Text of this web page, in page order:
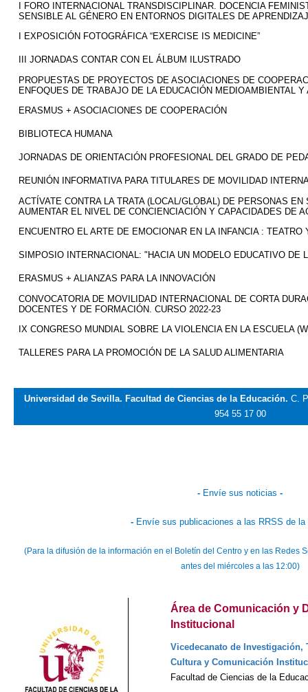
I FORO INTERNACIONAL TRANSDISCIPLINAR. DOCENCIA
SENSIBLE AL GÉNERO EN ENTORNOS DIGITALES DE
I EXPOSICIÓN FOTOGRÁFICA “EXERCISE IS MEDICINE”
III JORNADAS CONTAR CON EL ÁLBUM ILUSTRADO
PROPUESTAS DE PROYECTOS DE ASOCIACIONES DE
ENFOQUES DE TRABAJO DE LA EDUCACIÓN MEDIOAMBIENTAL Y
ERASMUS + ASOCIACIONES DE COOPERACIÓN
BIBLIOTECA HUMANA
JORNADAS DE ORIENTACIÓN PROFESIONAL DEL GRADO DE
REUNIÓN INFORMATIVA PARA TITULARES DE MOVILIDAD
ACTÍVATE CONTRA LA TRATA (LOCAL/GLOBAL) DE PERSONAS
AUMENTAR EL NIVEL DE CONCIENCIACIÓN Y CAPACIDADES DE
ENCUENTRO EL ARTE DE EMOCIONAR EN LA INFANCIA :
SIMPOSIO INTERNACIONAL: "HACIA UN MODELO EDUCATIVO DE
ERASMUS + ALIANZAS PARA LA INNOVACIÓN
CONVOCATORIA DE MOVILIDAD INTERNACIONAL DE CORTA
DOCENTES Y DE FORMACIÓN. CURSO 2022-23
IX CONGRESO MUNDIAL SOBRE LA VIOLENCIA EN LA ESCUELA
TALLERES PARA LA PROMOCIÓN DE LA SALUD ALIMENTARIA
Universidad de Sevilla. Facultad de Ciencias de la Educación. C.
954 55 17 00
- Envíe sus noticias -
- Envíe sus publicaciones a las RRSS de la
(Para la difusión de la información en el Boletín del Centro y en las Redes
antes del miércoles a las 12:00)
Área de Comunicación y
Institucional
Vicedecanato de Investigación,
Cultura y Comunicación
Facultad de Ciencias de la